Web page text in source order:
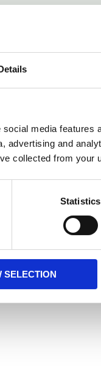
media features
advertising and
collected from your
Statistics
SELECTION
köpte